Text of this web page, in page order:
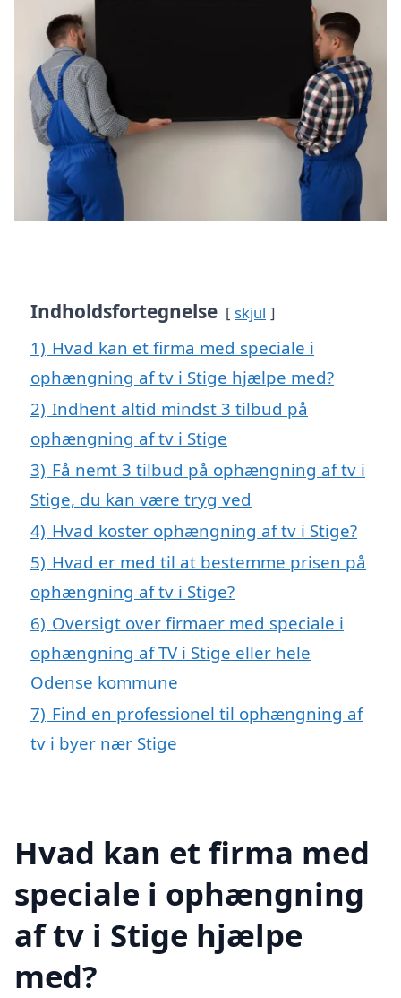
Indholdsfortegnelse skjul
1) Hvad kan et firma med speciale i
ophængning af tv i Stige hjælpe med?
2) Indhent altid mindst 3 tilbud på
ophængning af tv i Stige
3) Få nemt 3 tilbud på ophængning af tv i
Stige, du kan være tryg ved
4) Hvad koster ophængning af tv i Stige?
5) Hvad er med til at bestemme prisen på
ophængning af tv i Stige?
6) Oversigt over firmaer med speciale i
ophængning af TV i Stige eller hele
Odense kommune
7) Find en professionel til ophængning af
tv i byer nær Stige
Hvad kan et firma med
speciale i ophængning
af tv i Stige hjælpe
med?